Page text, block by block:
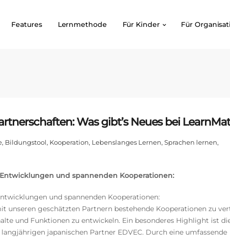
Features Lernmethode Für Kinder Für
Was gibt’s Neues bei
, Bildungstool, Kooperation, Lebenslanges Lernen, Sprachen lernen,
und spannenden Kooperationen:
und spannenden Kooperationen:
unseren geschätzten Partnern bestehende Kooperationen zu
und Funktionen zu entwickeln. Ein besonderes Highlight ist
japanischen Partner EDVEC. Durch eine umfassende